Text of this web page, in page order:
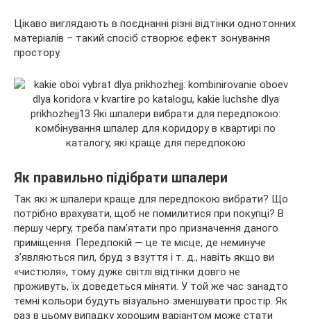
Цікаво виглядають в поєднанні різні відтінки однотонних
матеріалів – такий спосіб створює ефект зонування
простору.
Як правильно підібрати шпалери
Так які ж шпалери краще для передпокою вибрати? Що
потрібно врахувати, щоб не помилитися при покупці? В
першу чергу, треба пам’ятати про призначення даного
приміщення. Передпокій — це те місце, де неминуче
з’являються пил, бруд з взуття і т. д., навіть якщо ви
«чистюля», тому дуже світлі відтінки довго не
проживуть, їх доведеться міняти. У той же час занадто
темні кольори будуть візуально зменшувати простір. Як
раз в цьому випадку хорошим варіантом може стати